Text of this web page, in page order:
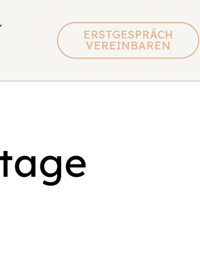
ERSTGESPRÄCH
VEREINBAREN